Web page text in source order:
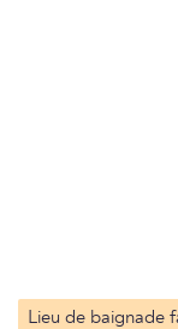
Lieu de baignade